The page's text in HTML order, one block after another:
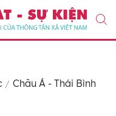
Châu Á - Thái Bình